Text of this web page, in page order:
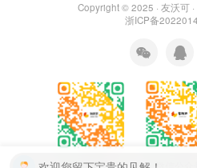
Copyright © 2025 · 友沃可
浙ICP备